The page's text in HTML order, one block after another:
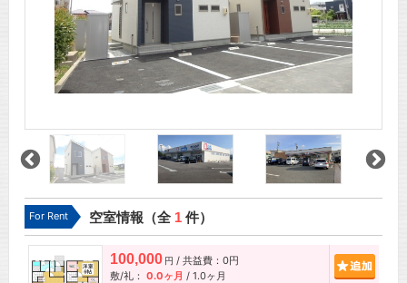
For Rent 空室情報（全 1件）
100,000 円 / 共益費：0円
敷/礼： 0.0ヶ月 / 1.0ヶ月